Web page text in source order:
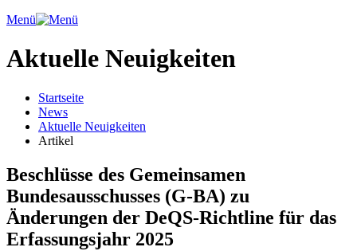
Menü
Aktuelle Neuigkeiten
Startseite
News
Aktuelle Neuigkeiten
Artikel
Beschlüsse des Gemeinsamen
Bundesausschusses (G-BA) zu
Änderungen der DeQS-Richtline für das
Erfassungsjahr 2025